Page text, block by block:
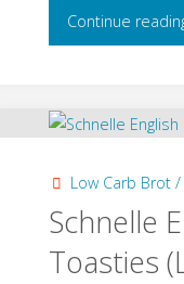
Continue
Low Carb Brot
Schnelle
Toasties